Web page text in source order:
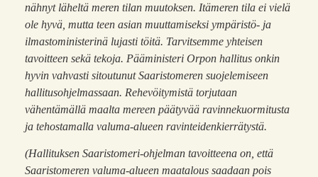
nähnyt läheltä meren tilan muutoksen. Itämeren tila ei vielä
ole hyvä, mutta teen asian muuttamiseksi ympäristö- ja
ilmastoministerinä lujasti töitä. Tarvitsemme yhteisen
tavoitteen sekä tekoja. Pääministeri Orpon hallitus onkin
hyvin vahvasti sitoutunut Saaristomeren suojelemiseen
hallitusohjelmassaan. Rehevöitymistä torjutaan
vähentämällä maalta mereen päätyvää ravinnekuormitusta
ja tehostamalla valuma-alueen ravinteidenkierrätystä.
(Hallituksen Saaristomeri-ohjelman tavoitteena on, että
Saaristomeren valuma-alueen maatalous saadaan pois